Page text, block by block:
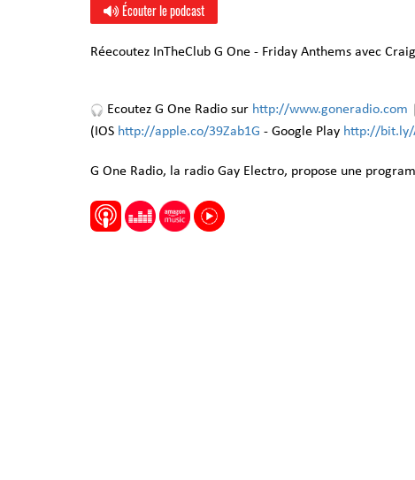
Écouter le podcast
Réecoutez InTheClub G One - Friday Anthems avec
Ecoutez G One Radio sur http://www.goneradio.com
(IOS http://apple.co/39Zab1G - Google Play http://bit.ly/
G One Radio, la radio Gay Electro, propose une